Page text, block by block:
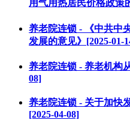
用气用热居民价格政策
养老院连锁 - 《中共中
发展的意见》[2025-01-
养老院连锁 - 养老机构
08]
养老院连锁 - 关于加快
[2025-04-08]